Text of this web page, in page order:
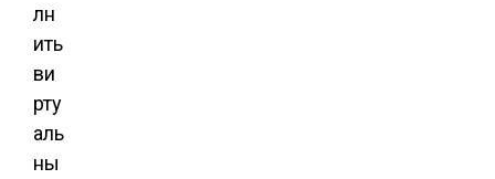
лн
ить
ви
рту
аль
ны